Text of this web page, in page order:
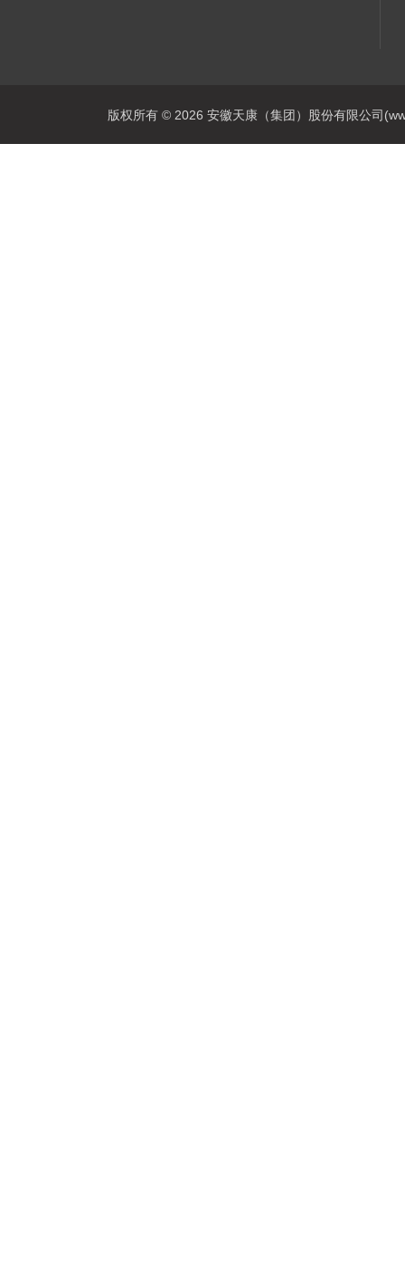
版权所有 © 2026 安徽天康（集团）股份有限公司